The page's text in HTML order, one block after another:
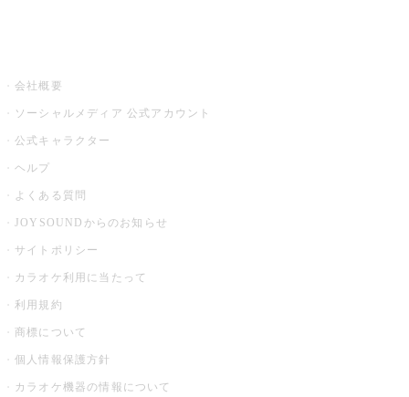
会社概要
ソーシャルメディア 公式アカウント
公式キャラクター
ヘルプ
よくある質問
JOYSOUNDからのお知らせ
サイトポリシー
カラオケ利用に当たって
利用規約
商標について
個人情報保護方針
カラオケ機器の情報について